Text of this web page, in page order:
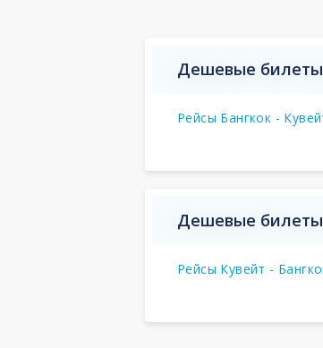
Дешевые
Рейсы Бангкок -
Дешевые
Рейсы Кувейт -